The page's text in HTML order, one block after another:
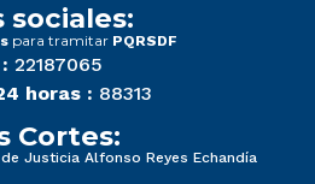
sociales:
para tramitar PQRSDF
22187065
horas : 88313
Cortes:
Justicia Alfonso Reyes Echandía